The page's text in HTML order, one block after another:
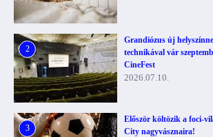
2
Grandiózus új
technikával vár
CineFest
2026.07.10.
3
Először költözik a foci-
City nagyvásznaira!